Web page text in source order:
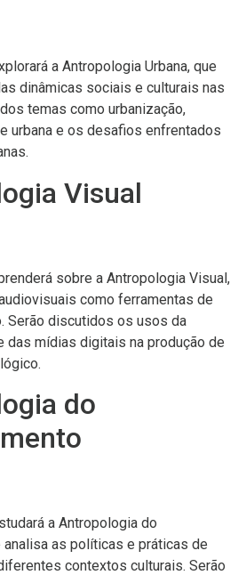
a Antropologia Urbana, que
dinâmicas sociais e culturais nas
temas como urbanização,
urbana e os desafios enfrentados
Visual
sobre a Antropologia Visual,
como ferramentas de
Serão discutidos os usos da
das mídias digitais na produção de
do
a Antropologia do
as políticas e práticas de
contextos culturais. Serão